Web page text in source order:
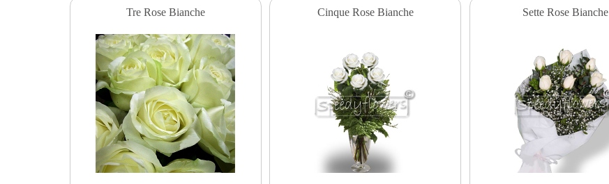
Tre Rose Bianche Cinque Rose Bianche Sette Rose Bianche